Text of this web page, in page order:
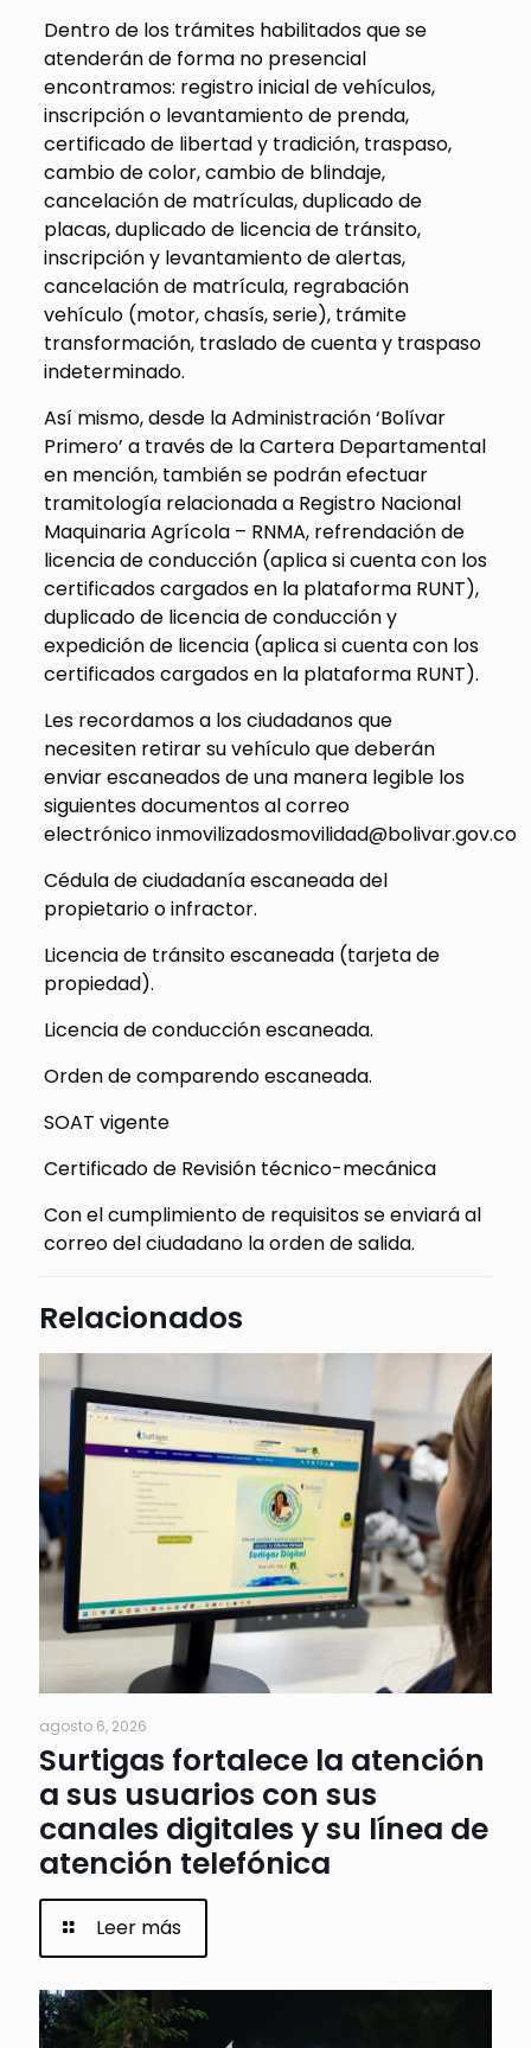
Dentro de los trámites habilitados que se
atenderán de forma no presencial
encontramos: registro inicial de vehículos,
inscripción o levantamiento de prenda,
certificado de libertad y tradición, traspaso,
cambio de color, cambio de blindaje,
cancelación de matrículas, duplicado de
placas, duplicado de licencia de tránsito,
inscripción y levantamiento de alertas,
cancelación de matrícula, regrabación
vehículo (motor, chasís, serie), trámite
transformación, traslado de cuenta y traspaso
indeterminado.
Así mismo, desde la Administración ‘Bolívar
Primero’ a través de la Cartera Departamental
en mención, también se podrán efectuar
tramitología relacionada a Registro Nacional
Maquinaria Agrícola – RNMA, refrendación de
licencia de conducción (aplica si cuenta con los
certificados cargados en la plataforma RUNT),
duplicado de licencia de conducción y
expedición de licencia (aplica si cuenta con los
certificados cargados en la plataforma RUNT).
Les recordamos a los ciudadanos que
necesiten retirar su vehículo que deberán
enviar escaneados de una manera legible los
siguientes documentos al correo
electrónico inmovilizadosmovilidad@bolivar.gov.co
Cédula de ciudadanía escaneada del
propietario o infractor.
Licencia de tránsito escaneada (tarjeta de
propiedad).
Licencia de conducción escaneada.
Orden de comparendo escaneada.
SOAT vigente
Certificado de Revisión técnico-mecánica
Con el cumplimiento de requisitos se enviará al
correo del ciudadano la orden de salida.
Relacionados
agosto 6, 2026
Surtigas fortalece la atención
a sus usuarios con sus
canales digitales y su línea de
atención telefónica
Leer más